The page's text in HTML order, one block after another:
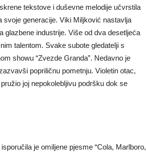
tekstove i duševne melodije učvrstila
svoje generacije. Viki Miljković nastavlja
glazbene industrije. Više od dva desetljeća
talentom. Svake subote gledatelji s
showu “Zvezde Granda”. Nedavno je
popriličnu pometnju. Violetin otac,
joj nepokolebljivu podršku dok se
je omiljene pjesme “Cola, Marlboro,